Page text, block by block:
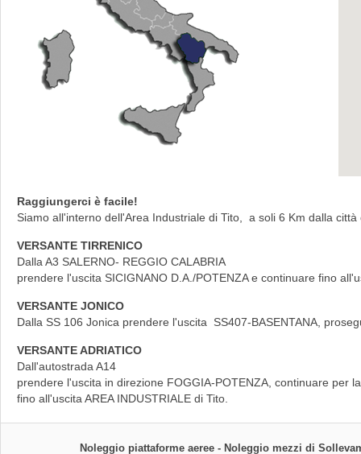
Raggiungerci è facile!
Siamo all'interno dell'Area Industriale di Tito, a soli 6 Km dalla città
VERSANTE TIRRENICO
Dalla A3 SALERNO- REGGIO CALABRIA
prendere l'uscita SICIGNANO D.A./POTENZA e continuare fino
VERSANTE JONICO
Dalla SS 106 Jonica prendere l'uscita SS407-BASENTANA,
VERSANTE ADRIATICO
Dall'autostrada A14
prendere l'uscita in direzione FOGGIA-POTENZA, continuare per
fino all'uscita AREA INDUSTRIALE di Tito.
Noleggio piattaforme aeree - Noleggio mezzi di